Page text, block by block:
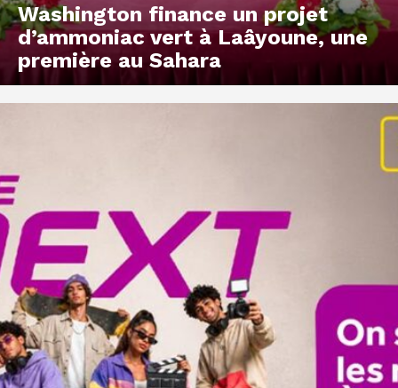
Washington finance un projet
d’ammoniac vert à Laâyoune, une
première au Sahara